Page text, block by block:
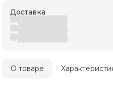
Доставка
О товаре